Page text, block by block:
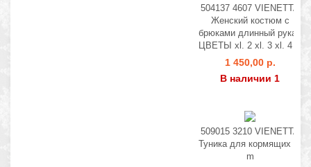
504137 4607 VIENETTA
Женский костюм с
брюками длинный рукав
ЦВЕТЫ xl. 2 xl. 3 xl. 4 xl
1 450,00 р.
В наличии 1
509015 3210 VIENETTA
Туника для кормящих s.
m